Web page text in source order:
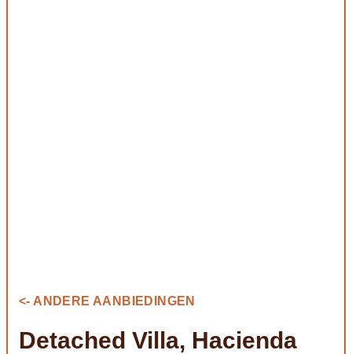
<- ANDERE AANBIEDINGEN
Detached Villa, Hacienda